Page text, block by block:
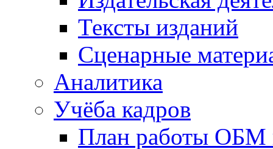
Тексты изданий
Сценарные
Аналитика
Учёба кадров
План работы ОБМ